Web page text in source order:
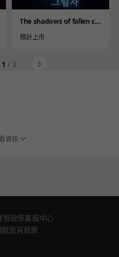
Product
The shadows of fallen cit
Availability
預計上市
1 / 2
資訊
營政策客服中心
戲退貨政策